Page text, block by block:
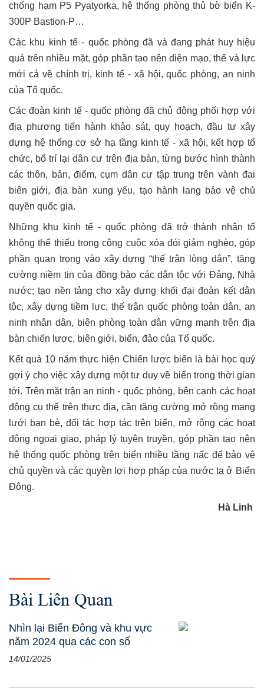
chống hạm P5 Pyatyorka, hệ thống phòng thủ bờ biển K-
300P Bastion-P…
Các khu kinh tế - quốc phòng đã và đang phát huy hiệu
quả trên nhiều mặt, góp phần tạo nên diện mạo, thế và lực
mới cả về chính trị, kinh tế - xã hội, quốc phòng, an ninh
của Tổ quốc.
Các đoàn kinh tế - quốc phòng đã chủ động phối hợp với
địa phương tiến hành khảo sát, quy hoạch, đầu tư xây
dựng hệ thống cơ sở hạ tầng kinh tế - xã hội, kết hợp tổ
chức, bố trí lại dân cư trên địa bàn, từng bước hình thành
các thôn, bản, điểm, cụm dân cư tập trung trên vành đai
biên giới, địa bàn xung yếu, tạo hành lang bảo vệ chủ
quyền quốc gia.
Những khu kinh tế - quốc phòng đã trở thành nhân tố
không thể thiếu trong công cuộc xóa đói giảm nghèo, góp
phần quan trọng vào xây dựng “thế trận lòng dân”, tăng
cường niềm tin của đồng bào các dân tộc với Đảng, Nhà
nước; tạo nền tảng cho xây dựng khối đại đoàn kết dân
tộc, xây dựng tiềm lực, thế trận quốc phòng toàn dân, an
ninh nhân dân, biên phòng toàn dân vững mạnh trên địa
bàn chiến lược, biên giới, biển, đảo của Tổ quốc.
Kết quả 10 năm thực hiện Chiến lược biển là bài học quý
gợi ý cho việc xây dựng một tư duy về biển trong thời gian
tới. Trên mặt trận an ninh - quốc phòng, bên cạnh các hoạt
động cụ thể trên thực địa, cần tăng cường mở rộng mạng
lưới bạn bè, đối tác hợp tác trên biển, mở rộng các hoạt
động ngoại giao, pháp lý tuyên truyền, góp phần tạo nên
hệ thống quốc phòng trên biển nhiều tầng nấc để bảo vệ
chủ quyền và các quyền lợi hợp pháp của nước ta ở Biển
Đông.
Hà Linh
Bài Liên Quan
Nhìn lại Biển Đông và khu vực
năm 2024 qua các con số
14/01/2025